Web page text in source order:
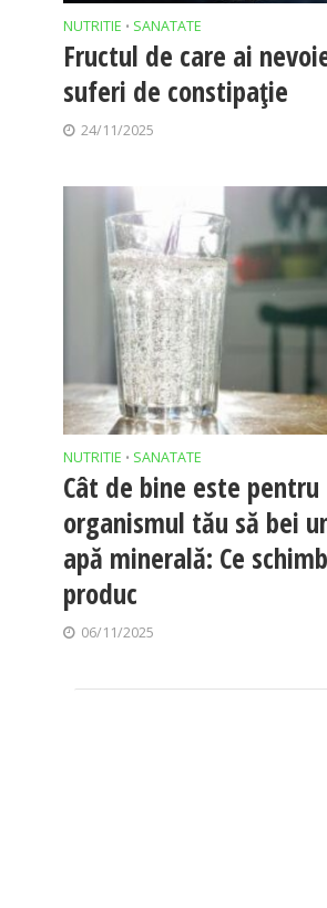
NUTRITIE • SANATATE
Fructul de care ai
suferi de constipație
24/11/2025
NUTRITIE • SANATATE
Cât de bine este pentru
organismul tău să bei
apă minerală: Ce
produc
06/11/2025